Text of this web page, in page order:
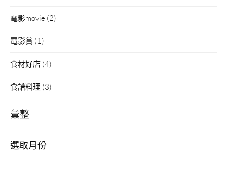
電影movie (2)
電影賞 (1)
食材好店 (4)
食譜料理 (3)
彙整
整